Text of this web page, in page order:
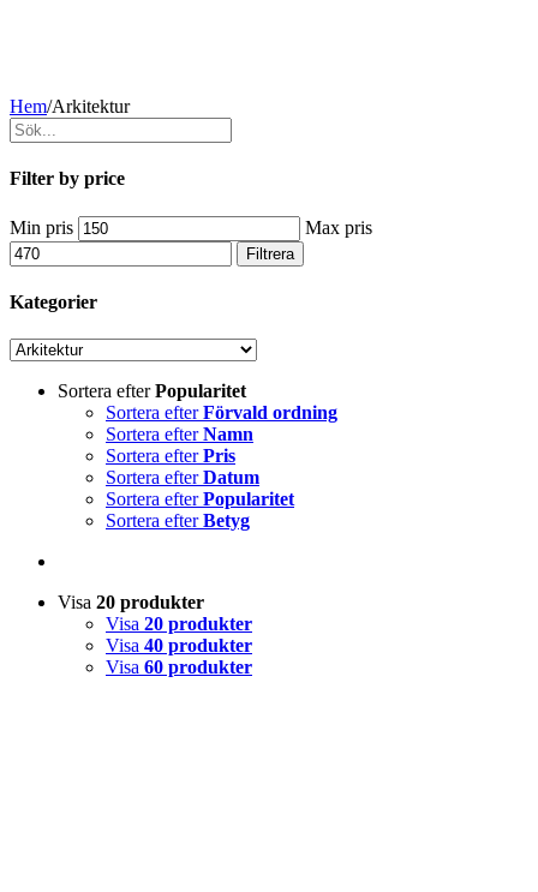
Hem/Arkitektur
Filter by price
Min pris Max pris
Filtrera
Kategorier
Sortera efterPopularitet
Sortera efterFörvald ordning
Sortera efterNamn
Sortera efterPris
Sortera efterDatum
Sortera efterPopularitet
Sortera efterBetyg
Visa 20 produkter
Visa 20 produkter
Visa 40 produkter
Visa 60 produkter